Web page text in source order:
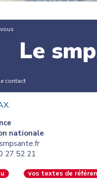
Le
contact
nationale
27 52 21
vos textes de